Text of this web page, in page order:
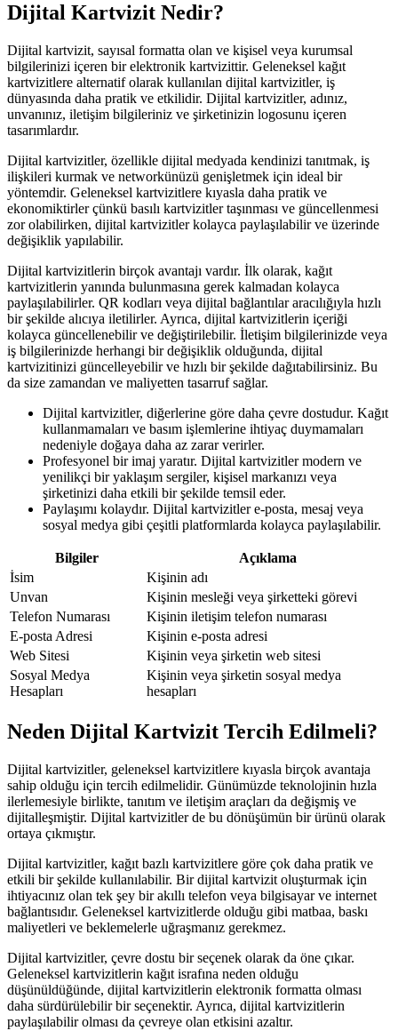
Dijital Kartvizit Nedir?
Dijital kartvizit, sayısal formatta olan ve kişisel veya kurumsal
bilgilerinizi içeren bir elektronik kartvizittir. Geleneksel kağıt
kartvizitlere alternatif olarak kullanılan dijital kartvizitler, iş
dünyasında daha pratik ve etkilidir. Dijital kartvizitler, adınız,
unvanınız, iletişim bilgileriniz ve şirketinizin logosunu içeren
tasarımlardır.
Dijital kartvizitler, özellikle dijital medyada kendinizi tanıtmak, iş
ilişkileri kurmak ve networkünüzü genişletmek için ideal bir
yöntemdir. Geleneksel kartvizitlere kıyasla daha pratik ve
ekonomiktirler çünkü basılı kartvizitler taşınması ve güncellenmesi
zor olabilirken, dijital kartvizitler kolayca paylaşılabilir ve üzerinde
değişiklik yapılabilir.
Dijital kartvizitlerin birçok avantajı vardır. İlk olarak, kağıt
kartvizitlerin yanında bulunmasına gerek kalmadan kolayca
paylaşılabilirler. QR kodları veya dijital bağlantılar aracılığıyla hızlı
bir şekilde alıcıya iletilirler. Ayrıca, dijital kartvizitlerin içeriği
kolayca güncellenebilir ve değiştirilebilir. İletişim bilgilerinizde veya
iş bilgilerinizde herhangi bir değişiklik olduğunda, dijital
kartvizitinizi güncelleyebilir ve hızlı bir şekilde dağıtabilirsiniz. Bu
da size zamandan ve maliyetten tasarruf sağlar.
Dijital kartvizitler, diğerlerine göre daha çevre dostudur. Kağıt
kullanmamaları ve basım işlemlerine ihtiyaç duymamaları
nedeniyle doğaya daha az zarar verirler.
Profesyonel bir imaj yaratır. Dijital kartvizitler modern ve
yenilikçi bir yaklaşım sergiler, kişisel markanızı veya
şirketinizi daha etkili bir şekilde temsil eder.
Paylaşımı kolaydır. Dijital kartvizitler e-posta, mesaj veya
sosyal medya gibi çeşitli platformlarda kolayca paylaşılabilir.
Bilgiler
Açıklama
İsim
Kişinin adı
Unvan
Kişinin mesleği veya şirketteki görevi
Telefon Numarası
Kişinin iletişim telefon numarası
E-posta Adresi
Kişinin e-posta adresi
Web Sitesi
Kişinin veya şirketin web sitesi
Sosyal Medya
Hesapları
Kişinin veya şirketin sosyal medya
hesapları
Neden Dijital Kartvizit Tercih Edilmeli?
Dijital kartvizitler, geleneksel kartvizitlere kıyasla birçok avantaja
sahip olduğu için tercih edilmelidir. Günümüzde teknolojinin hızla
ilerlemesiyle birlikte, tanıtım ve iletişim araçları da değişmiş ve
dijitalleşmiştir. Dijital kartvizitler de bu dönüşümün bir ürünü olarak
ortaya çıkmıştır.
Dijital kartvizitler, kağıt bazlı kartvizitlere göre çok daha pratik ve
etkili bir şekilde kullanılabilir. Bir dijital kartvizit oluşturmak için
ihtiyacınız olan tek şey bir akıllı telefon veya bilgisayar ve internet
bağlantısıdır. Geleneksel kartvizitlerde olduğu gibi matbaa, baskı
maliyetleri ve beklemelerle uğraşmanız gerekmez.
Dijital kartvizitler, çevre dostu bir seçenek olarak da öne çıkar.
Geleneksel kartvizitlerin kağıt israfına neden olduğu
düşünüldüğünde, dijital kartvizitlerin elektronik formatta olması
daha sürdürülebilir bir seçenektir. Ayrıca, dijital kartvizitlerin
paylaşılabilir olması da çevreye olan etkisini azaltır.